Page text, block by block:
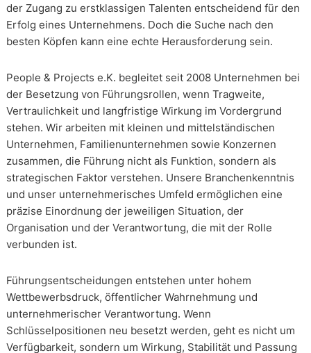
der Zugang zu erstklassigen Talenten entscheidend für den
Erfolg eines Unternehmens. Doch die Suche nach den
besten Köpfen kann eine echte Herausforderung sein.
People & Projects e.K. begleitet seit 2008 Unternehmen bei
der Besetzung von Führungsrollen, wenn Tragweite,
Vertraulichkeit und langfristige Wirkung im Vordergrund
stehen. Wir arbeiten mit kleinen und mittelständischen
Unternehmen, Familienunternehmen sowie Konzernen
zusammen, die Führung nicht als Funktion, sondern als
strategischen Faktor verstehen. Unsere Branchenkenntnis
und unser unternehmerisches Umfeld ermöglichen eine
präzise Einordnung der jeweiligen Situation, der
Organisation und der Verantwortung, die mit der Rolle
verbunden ist.
Führungsentscheidungen entstehen unter hohem
Wettbewerbsdruck, öffentlicher Wahrnehmung und
unternehmerischer Verantwortung. Wenn
Schlüsselpositionen neu besetzt werden, geht es nicht um
Verfügbarkeit, sondern um Wirkung, Stabilität und Passung